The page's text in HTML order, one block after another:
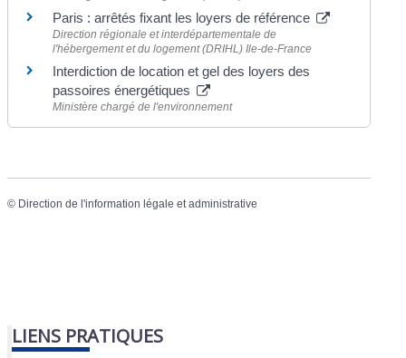
Paris : arrêtés fixant les loyers de référence
Direction régionale et interdépartementale de
l'hébergement et du logement (DRIHL) Ile-de-France
Interdiction de location et gel des loyers des
passoires énergétiques
Ministère chargé de l'environnement
© Direction de l'information légale et administrative
LIENS PRATIQUES